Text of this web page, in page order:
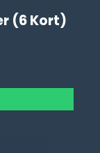
(6 Kort)